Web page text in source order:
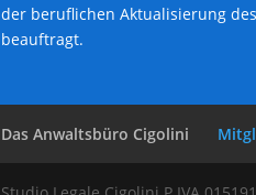
der beruflichen Aktualisierung
beauftragt.
Das Anwaltsbüro Cigolini